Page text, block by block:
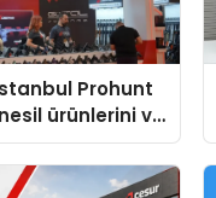
Prohunt
ürünlerini ve